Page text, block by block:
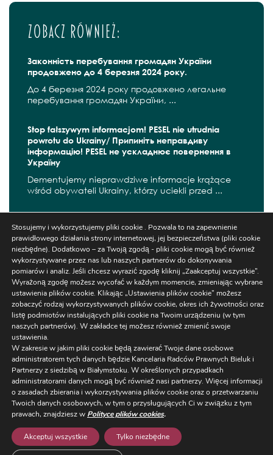
Zobacz również:
Законність перебування громадян України
продовжено до 4 березня 2024 року.
До 4 березня 2024 року продовжено легальне
перебування громадян України, ...
Stop fałszywym informacjom! PESEL nie utrudnia
powrotu do Ukrainy/ Припиніть неправдиву
інформацію! PESEL не ускладнює повернення в
Україну
Dementujemy nieprawdziwe informacje krążące
wśród obywateli Ukrainy, którzy uciekli przed ...
втікають від війни
Соціальна допомога може надаватися
громадянам України, які перебувають у Польщі ...
NEWSLETTER Regulaminy/RODO /
Ustawienia
Cookies
ul. Warszawska 14 lok. 3, 15-063 Białystok,
kancelaria@bieluk.pl/ oddział w Warszawie: ul.
Stosujemy i wykorzystujemy pliki cookie . Pozwala to na zapewnienie
prawidłowego działania strony internetowej, jej bezpieczeństwa (pliki cookie
niezbędne). Dodatkowo – za Twoją zgodą - pliki cookie mogą być również
wykorzystywane przez nas lub naszych partnerów do dokonywania
pomiarów i analiz. Jeśli chcesz wyrazić zgodę kliknij „Zaakceptuj wszystkie”.
Wyrażoną zgodę możesz wycofać w każdym momencie, zmieniając wybrane
ustawienia plików cookie. Klikając „Ustawienia plików cookie” możesz
zobaczyć rodzaj wykorzystywanych plików cookie, okres ich żywotności oraz
listę podmiotów instalujących pliki cookie na Twoim urządzeniu (w tym
naszych partnerów). W zakładce tej możesz również zmienić swoje
ustawienia.
W zakresie w jakim pliki cookie będą zawierać Twoje dane osobowe
administratorem tych danych będzie Kancelaria Radców Prawnych Bieluk i
Partnerzy z siedzibą w Białymstoku. W określonych przypadkach
administratorami danych mogą być również nasi partnerzy. Więcej informacji
o zasadach zbierania i wykorzystywania plików cookie oraz o przetwarzaniu
Twoich danych osobowych, w tym o przysługujących Ci w związku z tym
prawach, znajdziesz w Polityce plików cookies.
Akceptuj wszystkie Tylko niezbędne